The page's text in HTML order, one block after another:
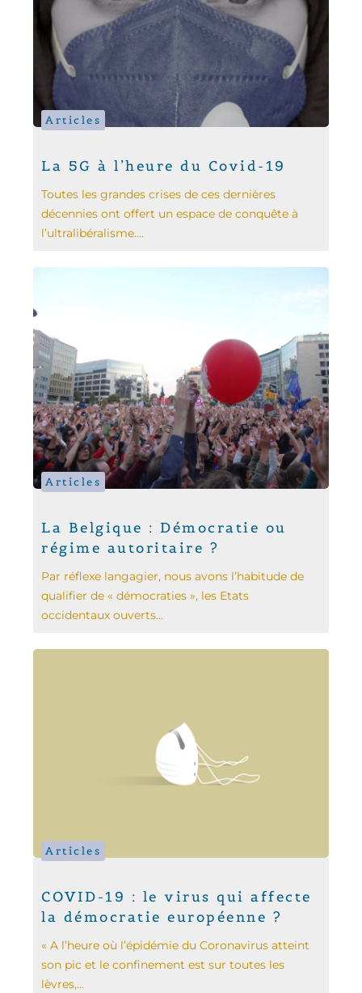
Articles
La 5G à l’heure du Covid-19
Toutes les grandes crises de ces dernières
décennies ont offert un espace de conquête à
l’ultralibéralisme....
Articles
La Belgique : Démocratie ou
régime autoritaire ?
Par réflexe langagier, nous avons l’habitude de
qualifier de « démocraties », les Etats
occidentaux ouverts...
Articles
COVID-19 : le virus qui affecte
la démocratie européenne ?
« A l’heure où l’épidémie du Coronavirus atteint
son pic et le confinement est sur toutes les
lèvres,...